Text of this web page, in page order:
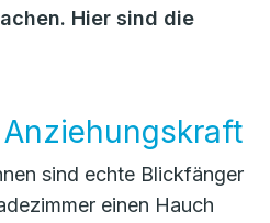
Hier sind die
sind echte Blickfänger
einen Hauch